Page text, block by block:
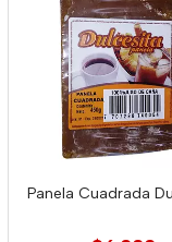
Panela Cuadrada